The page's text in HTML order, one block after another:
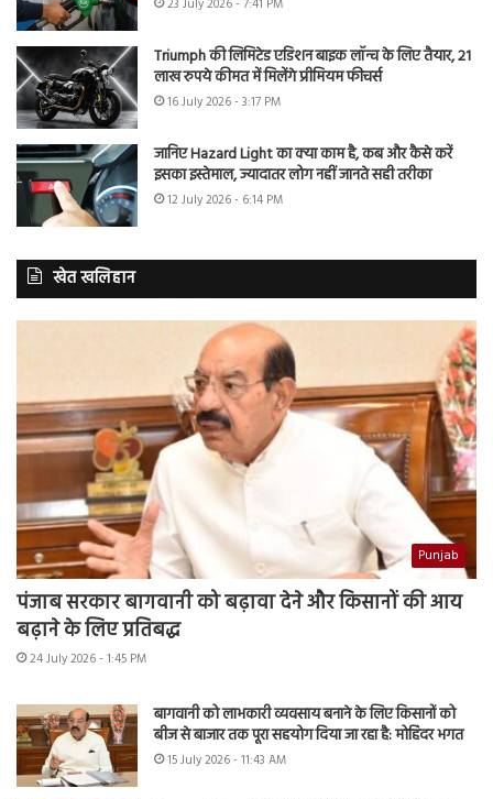
23 July 2026 - 7:41 PM
Triumph की लिमिटेड एडिशन बाइक लॉन्च के लिए तैयार, 21
लाख रुपये कीमत में मिलेंगे प्रीमियम फीचर्स
16 July 2026 - 3:17 PM
जानिए Hazard Light का क्या काम है, कब और कैसे करें
इसका इस्तेमाल, ज्यादातर लोग नहीं जानते सही तरीका
12 July 2026 - 6:14 PM
खेत खलिहान
Punjab
पंजाब सरकार बागवानी को बढ़ावा देने और किसानों की आय
बढ़ाने के लिए प्रतिबद्ध
24 July 2026 - 1:45 PM
बागवानी को लाभकारी व्यवसाय बनाने के लिए किसानों को
बीज से बाजार तक पूरा सहयोग दिया जा रहा है: मोहिंदर भगत
15 July 2026 - 11:43 AM